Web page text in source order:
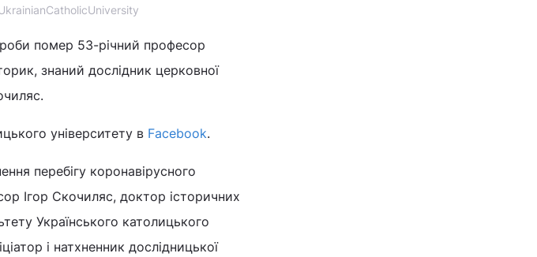
помер 53-річний професор
знаний дослідник церковної
університету в Facebook.
перебігу коронавірусного
Ігор Скочиляс, доктор історичних
Українського католицького
і натхненник дослідницької